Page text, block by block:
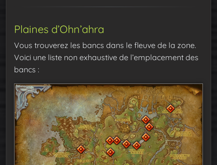
Plaines d’Ohn’ahra
Vous trouverez les bancs dans le fleuve de la zone.
Voici une liste non exhaustive de l’emplacement des
bancs :